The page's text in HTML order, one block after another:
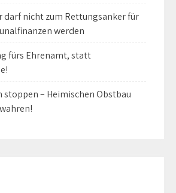
darf nicht zum Rettungsanker für
werden
fürs Ehrenamt, statt
stoppen – Heimischen Obstbau